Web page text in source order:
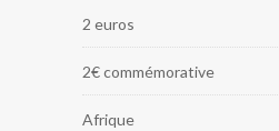
2 euros
2€ commémorative
Afrique